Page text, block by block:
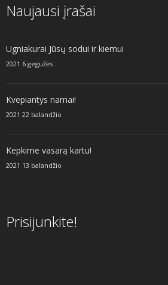
Naujausi įrašai
Ugniakurai Jūsų sodui ir kiemui
2021 6 gegužės
Kvepiantys namai!
2021 22 balandžio
Kepkime vasarą kartu!
2021 13 balandžio
Prisijunkite!